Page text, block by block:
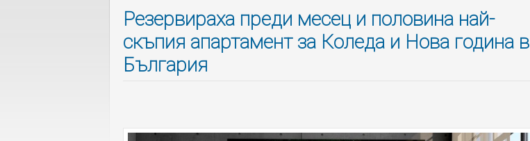
Резервираха преди месец и половина най-
скъпия апартамент за Коледа и Нова година в
България